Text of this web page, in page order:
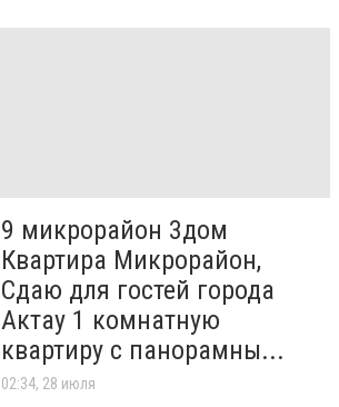
9 микрорайон 3дом
Квартира Микрорайон,
Сдаю для гостей города
Актау 1 комнатную
квартиру с панорамны...
02:34, 28 июля